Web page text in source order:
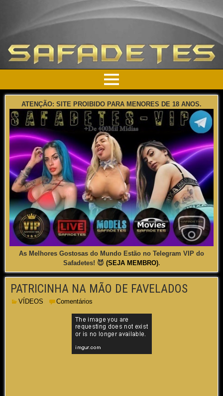
ATENÇÃO: SITE PROIBIDO PARA MENORES DE 18 ANOS.
As Melhores Gostosas do Mundo Estão no Telegram VIP do
Safadetes! 😈 (SEJA MEMBRO).
PATRICINHA NA MÃO DE FAVELADOS
VÍDEOS Comentários